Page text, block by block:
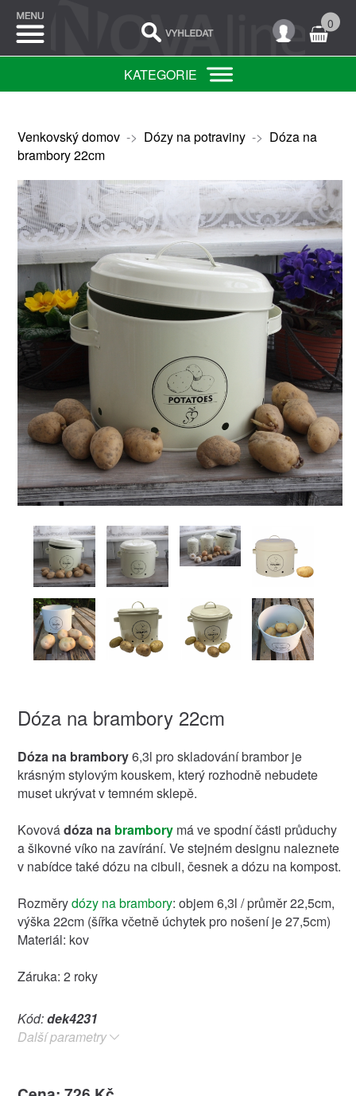
0
KATEGORIE
Venkovský domov-> Dózy na potraviny-> Dóza na
brambory 22cm
Dóza na brambory 22cm
Dóza na brambory6,3l pro skladování brambor je
krásným stylovým kouskem, který rozhodně nebudete
muset ukrývat v temném sklepě.
Kovovádóza na bramborymá ve spodní části průduchy
a šikovné víko na zavírání. Ve stejném designu naleznete
v nabídce také dózu na cibuli, česnek a dózu na kompost.
Rozměrydózy na brambory: objem 6,3l / průměr 22,5cm,
výška 22cm (šířka včetně úchytek pro nošení je 27,5cm)
Materiál: kov
Záruka: 2 roky
Kód:dek4231
Další parametry